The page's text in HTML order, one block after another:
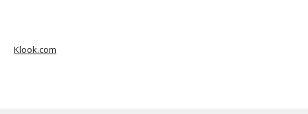
Klook.com